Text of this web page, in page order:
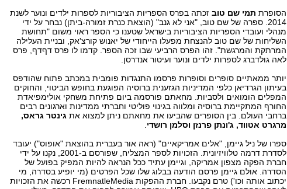
הסופרת תמי שם טובזכתה בפרס הספריות הציבוריות לספרות ילדים ונוער לשנת
2014. ספרה של שם טוב, "אני לא גנב" (הוצאת כנרת זמורה-ביתן) נבחר על ידי
מנהלי ועובדי הספריות הציבוריות בישראל שטענו כי הספר ראוי משום "תחושת
השליחות של שם טוב להנצחת מפעלו הייחודי של יאנוש קורצ'אק, ובניית העלילה
המרתקת והמרגשת". זהו הפרס הרביעי שבו זכה הספר. קדמו לו פרס דףדף, פרס
לאה גולדברג לספרות ילדים ונוער ועיטור אנדרסן.
יותר ממאתיים סופרים וסופרות פרסמו התנגדות פומבית במכתב פתוח שהודפס
בעיתון הגרדיאן כלפי המדיניות הגזענית ברוסיה הפוגעת בחופש הביטוי, והחוקים
המפלים הומואים ולסביות. מחאתם פורסמה ביום פתיחת משחקי אולימפיאדת
החורף המתקיימת ברוסיה ומלווה בגינוי פוליטי וחברתי ממדינות וארגונים רבים
ברחבי העולם. בין הסופרים שהביעו את מחאתם ניתן למצוא את גינטר גראס,
מרגרט אטווד, ג'ונתן פרנזן וסלמן רושדי.
ספרו של ניל גיימן, "אלים אמריקאיים" (ראה אור בעברית בהוצאת "אופוס") יעובד
לסדרת דרמה טלוויזיונית. הזכויות לספר המצליח, שפורסם ב-2001, נקנו על ידי
חברת הפקה מצפון אמריקה, וגיימן עתיד ככל הנראה להיות המפיק בפועל של
הסדרה. אולם גיימן פרסם הודעה בבלוג שלו שכל הפרטים (מי יופיע בסדרה, מי
יכתוב אותה וכו') טרם נקבעו. חברת ההפקות FremnatleMedia רכשה את הזכויות